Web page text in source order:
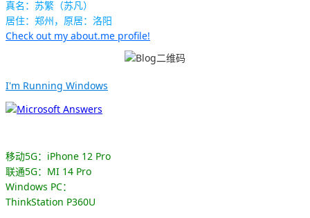
真名：苏繁（苏凡）
居住：郑州，原居：洛阳
Check out my about.me profile!
I'm Running Windows
移动5G：iPhone 12 Pro
联通5G：MI 14 Pro
Windows PC：
ThinkStation P360U